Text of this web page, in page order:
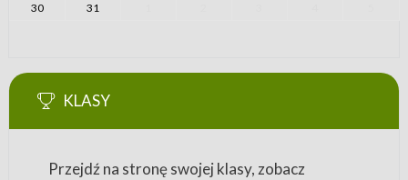
30
31
KLASY
Przejdź na stronę swojej klasy, zobacz